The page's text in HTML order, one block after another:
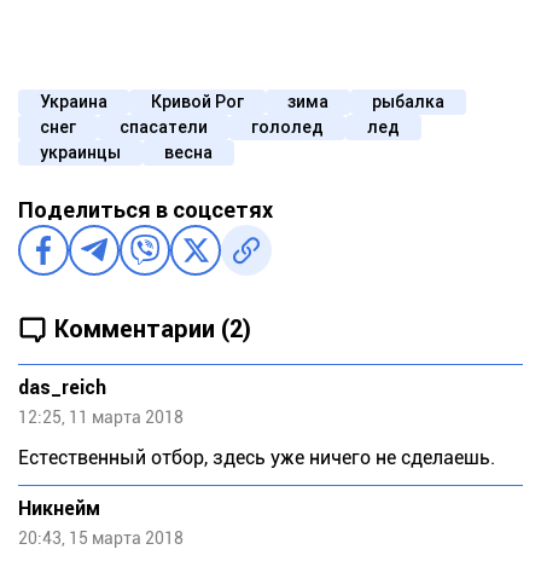
Украина Кривой Рог зима
рыбалка
снег
спасатели гололед
лед
украинцы
весна
Поделиться в соцсетях
Комментарии (2)
das_reich
12:25, 11 марта 2018
Естественный отбор, здесь уже ничего не сделаешь.
Никнeйм
20:43, 15 марта 2018